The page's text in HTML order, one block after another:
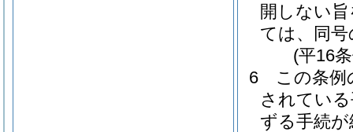
開しない
ては、同
(平16
6
この条例
されてい
ずる手続